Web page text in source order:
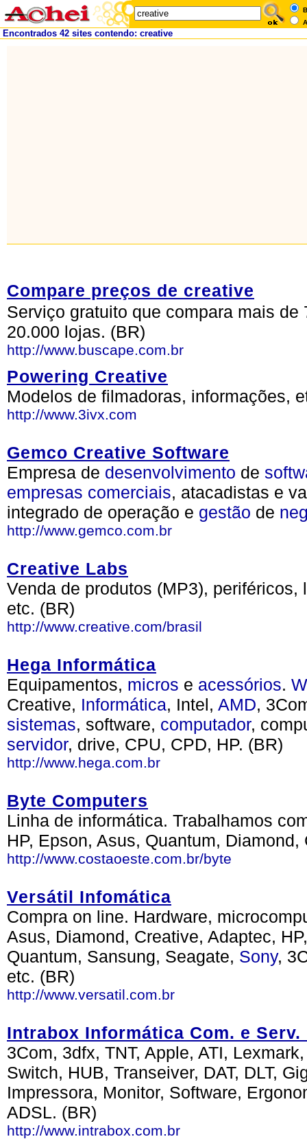
Encontrados 42 sites contendo: creative
Compare preços de creative
Serviço gratuito que compara mais
20.000 lojas. (BR)
http://www.buscape.com.br
Powering Creative
Modelos de filmadoras, informações,
http://www.3ivx.com
Gemco Creative Software
Empresa de desenvolvimento de
empresas comerciais, atacadistas e
integrado de operação e gestão de
http://www.gemco.com.br
Creative Labs
Venda de produtos (MP3),
etc. (BR)
http://www.creative.com/brasil
Hega Informática
Equipamentos, micros e acessórios.
Creative, Informática, Intel, AMD,
sistemas, software, computador,
servidor, drive, CPU, CPD, HP. (BR)
http://www.hega.com.br
Byte Computers
Linha de informática. Trabalhamos
HP, Epson, Asus, Quantum,
http://www.costaoeste.com.br/byte
Versátil Infomática
Compra on line. Hardware,
Asus, Diamond, Creative, Adaptec,
Quantum, Sansung, Seagate, Sony,
etc. (BR)
http://www.versatil.com.br
Intrabox Informática Com. e Serv.
3Com, 3dfx, TNT, Apple, ATI,
Switch, HUB, Transeiver, DAT, DLT,
Impressora, Monitor, Software,
ADSL. (BR)
http://www.intrabox.com.br